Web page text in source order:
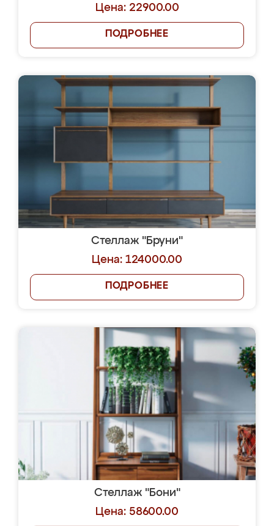
Цена: 22900.00
ПОДРОБНЕЕ
Стеллаж "Бруни"
Цена: 124000.00
ПОДРОБНЕЕ
Стеллаж "Бони"
Цена: 58600.00